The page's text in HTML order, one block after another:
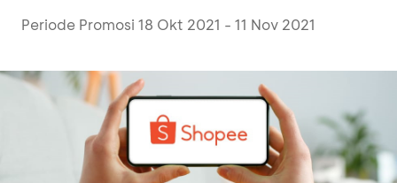
Periode Promosi 18 Okt 2021 - 11 Nov 2021